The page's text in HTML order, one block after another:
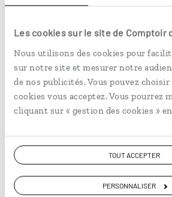
Les cookies sur le site de Comptoir
Nous utilisons des cookies pour
sur notre site et mesurer notre
de nos publicités. Vous pouvez
cookies vous acceptez. Vous pourrez
cliquant sur « gestion des cookies » en
TOUT ACCEPTER
PERSONNALISER
© Marta Nascimento/
Soupirs solitaires
Ce matin, c’est la solitude qui me
d’invisibilité. Enfin, par une rue où